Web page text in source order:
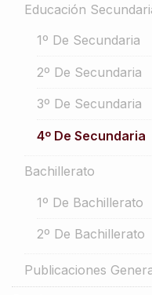
Educación
1º De Secundaria
2º De Secundaria
3º De Secundaria
4º De Secundaria
Bachillerato
1º De Bachillerato
2º De Bachillerato
Publicaciones